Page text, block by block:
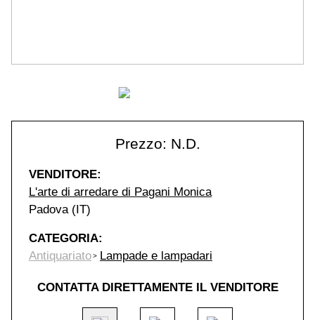
Prezzo: N.D.
VENDITORE:
L'arte di arredare di Pagani Monica
Padova (IT)
CATEGORIA:
Antiquariato
Lampade e lampadari
CONTATTA DIRETTAMENTE IL VENDITORE